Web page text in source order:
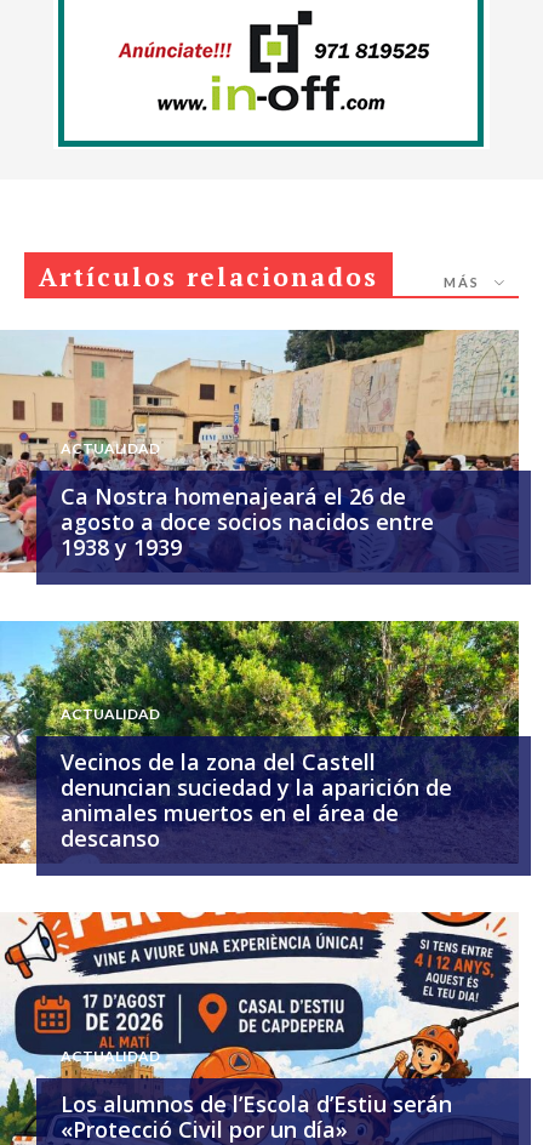
Artículos relacionados MÁS
ACTUALIDAD
Ca Nostra homenajeará el 26 de
agosto a doce socios nacidos entre
1938 y 1939
ACTUALIDAD
Vecinos de la zona del Castell
denuncian suciedad y la aparición de
animales muertos en el área de
descanso
ACTUALIDAD
Los alumnos de l’Escola d’Estiu serán
«Protecció Civil por un día»